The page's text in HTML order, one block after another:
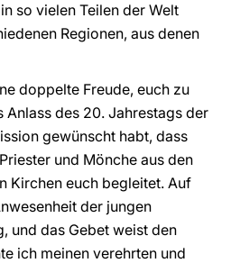
so vielen Teilen der Welt
Regionen, aus denen
doppelte Freude, euch zu
Anlass des 20. Jahrestags der
gewünscht habt, dass
und Mönche aus den
Kirchen euch begleitet. Auf
der jungen
und das Gebet weist den
ich meinen verehrten und